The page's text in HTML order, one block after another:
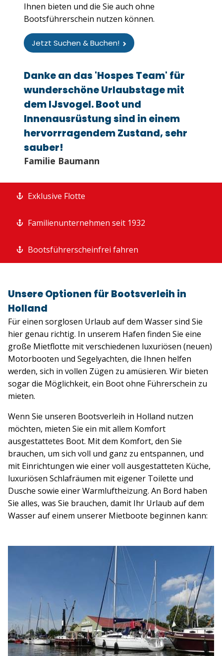
Ihnen bieten und die Sie auch ohne
Bootsführerschein nutzen können.
Jetzt Suchen & Buchen!
Danke an das 'Hospes Team' für
wunderschöne Urlaubstage mit
dem IJsvogel. Boot und
Innenausrüstung sind in einem
hervorrragendem Zustand, sehr
sauber!
Familie Baumann
Exklusive Flotte
Familienunternehmen seit 1932
Bootsführerscheinfrei fahren
Unsere Optionen für Bootsverleih in
Holland
Für einen sorglosen Urlaub auf dem Wasser sind Sie
hier genau richtig. In unserem Hafen finden Sie eine
große Mietflotte mit verschiedenen luxuriösen (neuen)
Motorbooten und Segelyachten, die Ihnen helfen
werden, sich in vollen Zügen zu amüsieren. Wir bieten
sogar die Möglichkeit, ein Boot ohne Führerschein zu
mieten.
Wenn Sie unseren Bootsverleih in Holland nutzen
möchten, mieten Sie ein mit allem Komfort
ausgestattetes Boot. Mit dem Komfort, den Sie
brauchen, um sich voll und ganz zu entspannen, und
mit Einrichtungen wie einer voll ausgestatteten Küche,
luxuriösen Schlafräumen mit eigener Toilette und
Dusche sowie einer Warmluftheizung. An Bord haben
Sie alles, was Sie brauchen, damit Ihr Urlaub auf dem
Wasser auf einem unserer Mietboote beginnen kann: